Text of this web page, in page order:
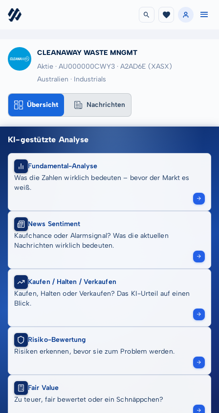
CLEANAWAY WASTE MNGMT
Aktie · AU000000CWY3 · A2AD6E (XASX)
Australien · Industrials
Übersicht Nachrichten
KI-gestützte Analyse
Fundamental-Analyse
Was die Zahlen wirklich bedeuten – bevor der Markt es
weiß.
News Sentiment
Kaufchance oder Alarmsignal? Was die aktuellen
Nachrichten wirklich bedeuten.
Kaufen / Halten / Verkaufen
Kaufen, Halten oder Verkaufen? Das KI-Urteil auf einen
Blick.
Risiko-Bewertung
Risiken erkennen, bevor sie zum Problem werden.
Fair Value
Zu teuer, fair bewertet oder ein Schnäppchen?